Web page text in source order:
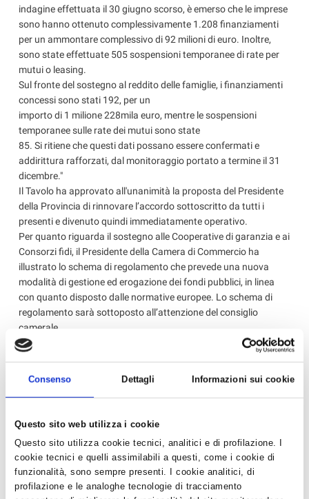
Consenso Dettagli Informazioni sui cookie
Questo sito web utilizza i cookie
Questo sito utilizza cookie tecnici, analitici e di profilazione. I
cookie tecnici e quelli assimilabili a questi, come i cookie di
funzionalità, sono sempre presenti. I cookie analitici, di
profilazione e le analoghe tecnologie di tracciamento
indagine effettuata il 30 giugno scorso, è emerso che le imprese
sono hanno ottenuto complessivamente 1.208 finanziamenti
per un ammontare complessivo di 92 milioni di euro. Inoltre,
sono state effettuate 505 sospensioni temporanee di rate per
mutui o leasing.
Sul fronte del sostegno al reddito delle famiglie, i finanziamenti
concessi sono stati 192, per un
importo di 1 milione 228mila euro, mentre le sospensioni
temporanee sulle rate dei mutui sono state
85. Si ritiene che questi dati possano essere confermati e
addirittura rafforzati, dal monitoraggio portato a termine il 31
dicembre."
Il Tavolo ha approvato all'unanimità la proposta del Presidente
della Provincia di rinnovare l’accordo sottoscritto da tutti i
presenti e divenuto quindi immediatamente operativo.
Per quanto riguarda il sostegno alle Cooperative di garanzia e ai
Consorzi fidi, il Presidente della Camera di Commercio ha
illustrato lo schema di regolamento che prevede una nuova
modalità di gestione ed erogazione dei fondi pubblici, in linea
con quanto disposto dalle normative europee. Lo schema di
regolamento sarà sottoposto all’attenzione del consiglio
camerale.
Il sostegno ai Consorzi fidi e alle Cooperative di garanzia è
economia. In effetti, l’accesso al credito è sempre più
difficoltoso per le piccole e medie imprese che sovente non
necessari per la loro sopravvivenza e il loro sviluppo. La
garanzia dei Consorzi fidi è essenziale, in particolare quella
posta in essere da consorzi come UNIFIDI che sono iscritti
nell’elenco previsto dall’art.107 del T.U.B. e rappresentano
quindi un partner affidabile per il sistema bancario in linea con
quanto previsto dall’accordo di BASILEA